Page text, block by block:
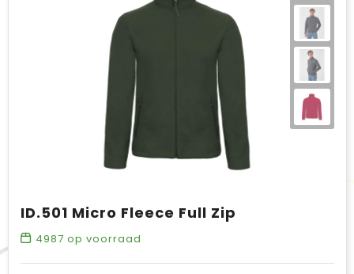
ID.501 Micro Fleece Full Zip
4987 op voorraad